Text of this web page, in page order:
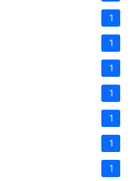
1
1
1
1
1
1
1